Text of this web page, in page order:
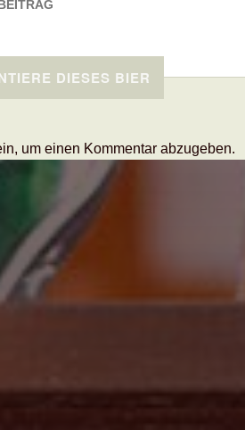
BEITRAG
DIESES BIER
um einen Kommentar abzugeben.